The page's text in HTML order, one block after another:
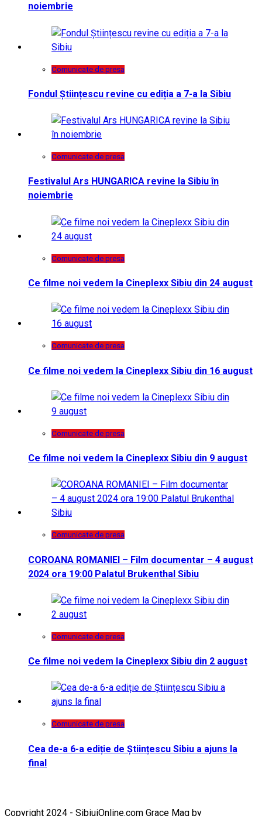
noiembrie
Comunicate de presa
Fondul Științescu revine cu ediția a 7-a la Sibiu
Comunicate de presa
Festivalul Ars HUNGARICA revine la Sibiu în
noiembrie
Comunicate de presa
Ce filme noi vedem la Cineplexx Sibiu din 24 august
Comunicate de presa
Ce filme noi vedem la Cineplexx Sibiu din 16 august
Comunicate de presa
Ce filme noi vedem la Cineplexx Sibiu din 9 august
Comunicate de presa
COROANA ROMANIEI – Film documentar – 4 august
2024 ora 19:00 Palatul Brukenthal Sibiu
Comunicate de presa
Ce filme noi vedem la Cineplexx Sibiu din 2 august
Comunicate de presa
Cea de-a 6-a ediție de Științescu Sibiu a ajuns la
final
Copyright 2024 - SibiuiOnline.com Grace Mag by